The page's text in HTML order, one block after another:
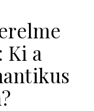
Ki a